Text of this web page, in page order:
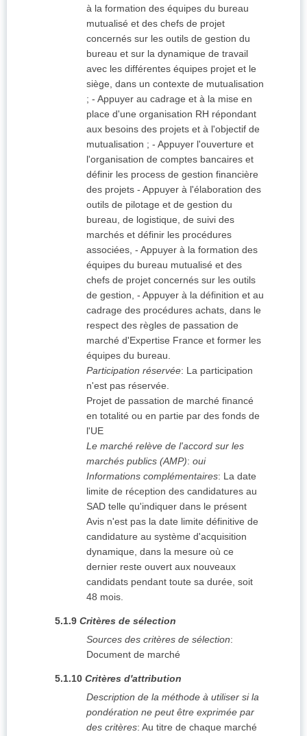
à la formation des équipes du bureau
mutualisé et des chefs de projet
concernés sur les outils de gestion du
bureau et sur la dynamique de travail
avec les différentes équipes projet et le
siège, dans un contexte de mutualisation
; - Appuyer au cadrage et à la mise en
place d'une organisation RH répondant
aux besoins des projets et à l'objectif de
mutualisation ; - Appuyer l'ouverture et
l'organisation de comptes bancaires et
définir les process de gestion financière
des projets - Appuyer à l'élaboration des
outils de pilotage et de gestion du
bureau, de logistique, de suivi des
marchés et définir les procédures
associées, - Appuyer à la formation des
équipes du bureau mutualisé et des
chefs de projet concernés sur les outils
de gestion, - Appuyer à la définition et au
cadrage des procédures achats, dans le
respect des règles de passation de
marché d'Expertise France et former les
équipes du bureau.
Participation réservée: La participation
n'est pas réservée.
Projet de passation de marché financé
en totalité ou en partie par des fonds de
l'UE
Le marché relève de l'accord sur les
marchés publics (AMP): oui
Informations complémentaires: La date
limite de réception des candidatures au
SAD telle qu'indiquer dans le présent
Avis n'est pas la date limite définitive de
candidature au système d'acquisition
dynamique, dans la mesure où ce
dernier reste ouvert aux nouveaux
candidats pendant toute sa durée, soit
48 mois.
5.1.9 Critères de sélection
Sources des critères de sélection:
Document de marché
5.1.10 Critères d'attribution
Description de la méthode à utiliser si la
pondération ne peut être exprimée par
des critères: Au titre de chaque marché